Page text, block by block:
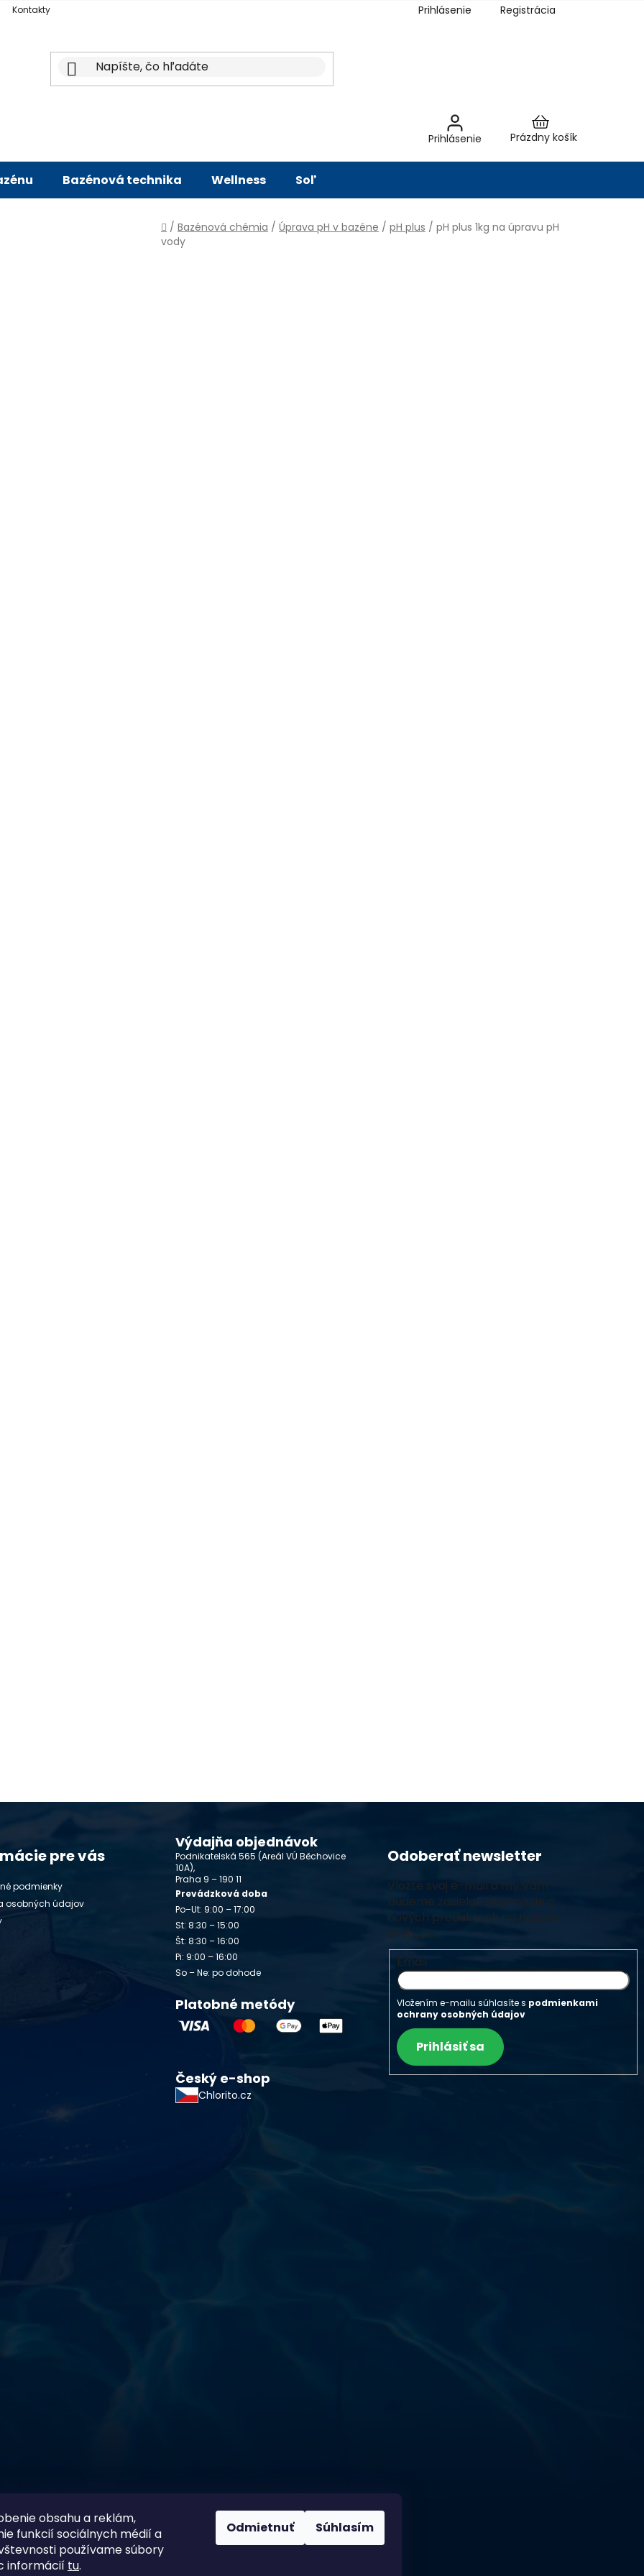
obsahu a reklám,
funkcií sociálnych médií a
používame súbory
informácií tu.
Odmietnuť Súhlasím
Kontakty Prihlásenie Registrácia
Prihlásenie
Nákupný
Prázdny košík
Bazénová technika Wellness Soľ
Domov
/ Bazénová chémia / Úprava pH v bazéne / pH plus / pH plus 1kg na úpravu pH
vody
pre vás
podmienky
osobných údajov
Výdajňa objednávok
Podnikatelská 565 (Areál VÚ Běchovice
10A),
Praha 9 – 190 11
Prevádzková doba
Po–Ut: 9:00 – 17:00
St: 8:30 – 15:00
Št: 8:30 – 16:00
Pi: 9:00 – 16:00
So – Ne: po dohode
Platobné metódy
Český e-shop
Chlorito.cz
Odoberať newsletter
Vložte svoj e-mail a my Vám
budeme zasielať informácie o
nových produktoch na našom
e-shope.
Email
Vložením e-mailu súhlasíte s podmienkami
ochrany osobných údajov
Prihlásiť sa
o vodu a
vzdelaním v oblasti čistiarní odpadových
zdokonaľovaním v oblasti starostlivosti o vodu.
vlastnej výroby pre čistú a bezpečnú
na najlepších európskych surovinách a
najvyššiu kvalitu za ceny porovnateľné s
a bezpečnosťou. Presvedčte sa sami o kvalite
kontrolami a testami, a o ich nepochybnej
oázu čistoty s našimi produktmi – pretože voda